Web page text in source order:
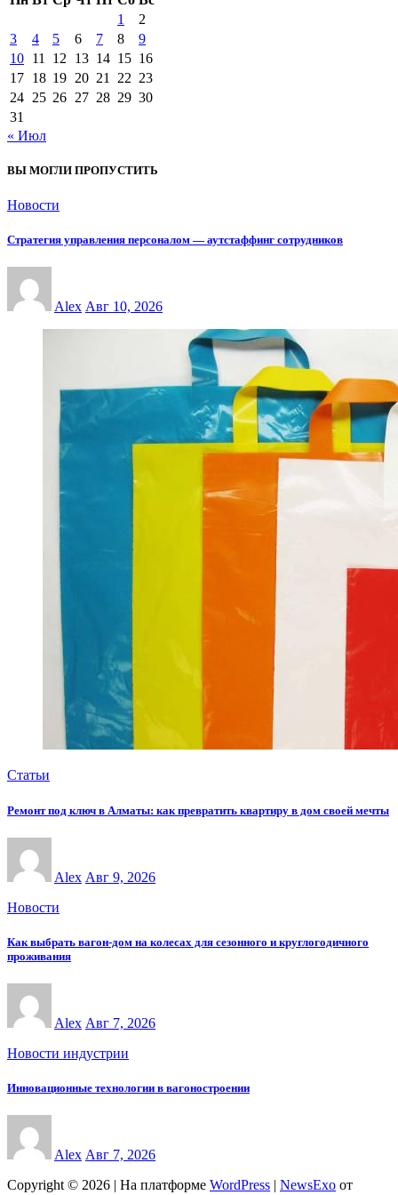
1
2
3
4 5 6 7 8
9
10 11 12 13 14 15 16
17 18 19 20 21 22 23
24 25 26 27 28 29 30
31
« Июл
ВЫ МОГЛИ ПРОПУСТИТЬ
Новости
Стратегия управления персоналом — аутстаффинг сотрудников
Alex Авг 10, 2026
Статьи
Ремонт под ключ в Алматы: как превратить квартиру в дом своей мечты
Alex Авг 9, 2026
Новости
Как выбрать вагон-дом на колесах для сезонного и круглогодичного
проживания
Alex Авг 7, 2026
Новости индустрии
Инновационные технологии в вагоностроении
Alex Авг 7, 2026
Copyright © 2026 | На платформе WordPress NewsExo от